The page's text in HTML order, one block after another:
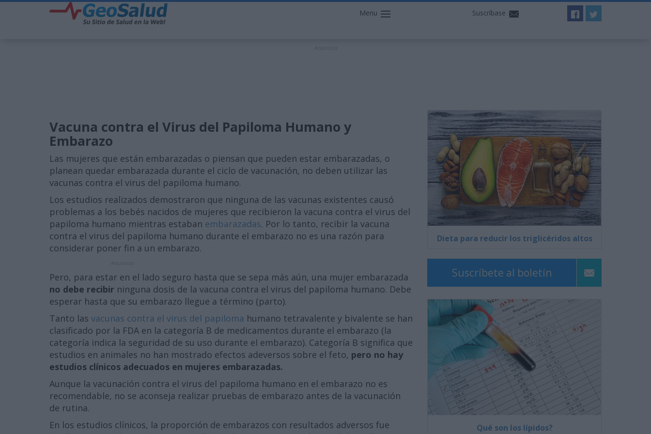
Menu Suscríbase
Vacuna contra el Virus del Papiloma Humano y
Embarazo
Las mujeres que están embarazadas o piensan que pueden estar embarazadas, o
planean quedar embarazada durante el ciclo de vacunación, no deben utilizar las
vacunas contra el virus del papiloma humano.
Los estudios realizados demostraron que ninguna de las vacunas existentes causó
problemas a los bebés nacidos de mujeres que recibieron la vacuna contra el virus del
papiloma humano mientras estaban embarazadas. Por lo tanto, recibir la vacuna
contra el virus del papiloma humano durante el embarazo no es una razón para
considerar poner fin a un embarazo.
Pero, para estar en el lado seguro hasta que se sepa más aún, una mujer embarazada
no debe recibir ninguna dosis de la vacuna contra el virus del papiloma humano. Debe
esperar hasta que su embarazo llegue a término (parto).
Tanto las vacunas contra el virus del papiloma humano tetravalente y bivalente se han
clasificado por la FDA en la categoría B de medicamentos durante el embarazo (la
categoría indica la seguridad de su uso durante el embarazo). Categoría B significa que
estudios en animales no han mostrado efectos adeversos sobre el feto, pero no hay
estudios clínicos adecuados en mujeres embarazadas.
Aunque la vacunación contra el virus del papiloma humano en el embarazo no es
recomendable, no se aconseja realizar pruebas de embarazo antes de la vacunación
de rutina.
En los estudios clínicos, la proporción de embarazos con resultados adversos fue
Dieta para reducir los triglicéridos altos
Suscríbete al boletín
Qué son los lípidos?